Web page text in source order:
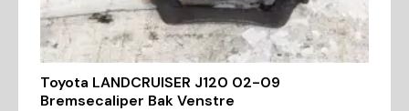
Toyota LANDCRUISER J120 02-09
Bremsecaliper Bak Venstre